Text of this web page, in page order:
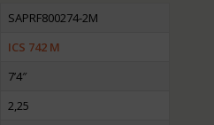
SAPRF800274-2M
ICS 742 M
7’4″
2,25